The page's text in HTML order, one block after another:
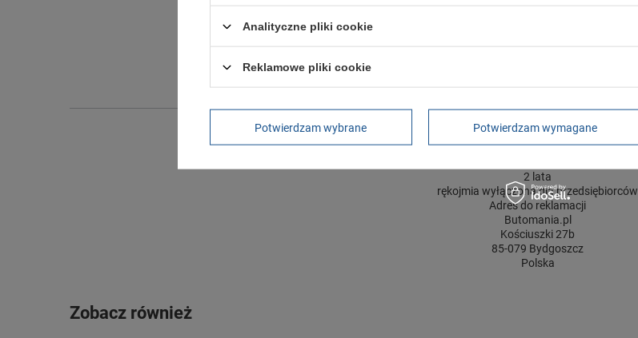
Długość towaru w centymetrach
Wysokość towaru w centymetrach
GWARANCJA
2 lata
rękojmia wyłączona dla przedsiębiorców
Adres do reklamacji
Butomania.pl
Kościuszki 27b
85-079 Bydgoszcz
Polska
Zobacz również
Analityczne pliki cookie
Reklamowe pliki cookie
Potwierdzam wybrane Potwierdzam wymagane